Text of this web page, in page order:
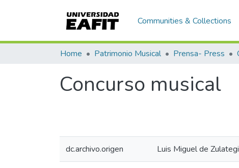
Communities & Collections
Home Patrimonio Musical Prensa- Press
Concurso musical
dc.archivo.origen Luis Miguel de Zulategi